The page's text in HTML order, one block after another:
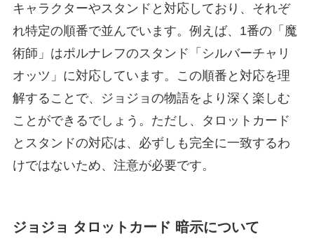
キャラクターやスタンドと対応しており、それぞ
れ特定の順番で並んでいます。例えば、1番の「魔
術師」はポルナレフのスタンド「シルバーチャリ
オッツ」に対応しています。この順番と対応を理
解することで、ジョジョの物語をより深く楽しむ
ことができるでしょう。ただし、タロットカード
とスタンドの対応は、必ずしも完全に一致するわ
けではないため、注意が必要です。
ジョジョ タロットカード 暗示について